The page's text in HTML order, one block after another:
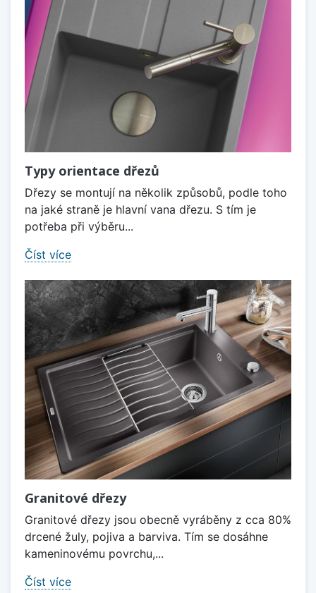
Typy orientace dřezů
Dřezy se montují na několik způsobů, podle toho
na jaké straně je hlavní vana dřezu. S tím je
potřeba při výběru...
Číst více
Granitové dřezy
Granitové dřezy jsou obecně vyráběny z cca 80%
drcené žuly, pojiva a barviva. Tím se dosáhne
kameninovému povrchu,...
Číst více